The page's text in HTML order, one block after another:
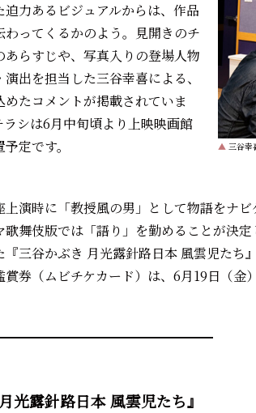
▲ 三谷幸
力あるビジュアルからは、作品
わってくるかのよう。見開きのチ
あらすじや、写真入りの登場人物
出を担当した三谷幸喜による、
たコメントが掲載されていま
ラシは6月中旬頃より上映映画館
定です。
演時に「教授風の男」として物語をナ
歌舞伎版では「語り」を勤めることが決
『三谷かぶき 月光露針路日本 風雲児たち
賞券（ムビチケカード）は、6月19日（金
光露針路日本 風雲児たち』